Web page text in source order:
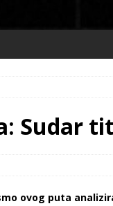
Sudar
ovog puta